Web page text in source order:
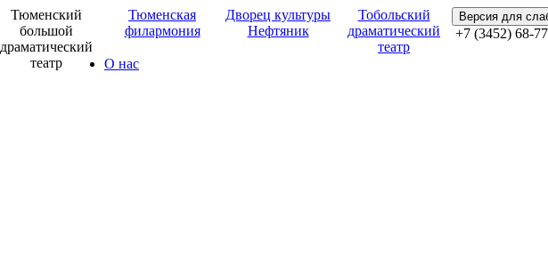
Тюменский
большой
драматический
театр
Тюменская
филармония
Дворец культуры
Нефтяник
Тобольский
драматический
театр
Версия для
+7 (3452) 68-
О нас